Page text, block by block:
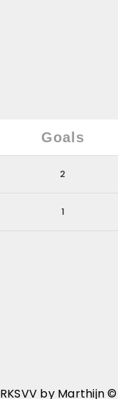
Goals
2
1
RKSVV by Marthijn